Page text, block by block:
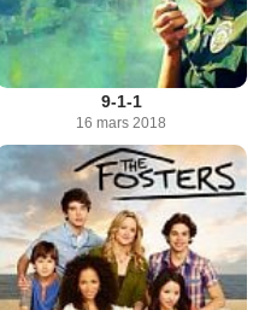
9-1-1
16 mars 2018